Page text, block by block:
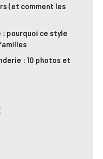
(et comment les
: pourquoi ce style
: 10 photos et